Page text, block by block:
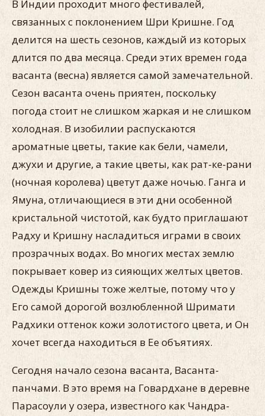
В Индии проходит много фестивалей,
связанных с поклонением Шри Кришне. Год
делится на шесть сезонов, каждый из которых
длится по два месяца. Среди этих времен года
васанта (весна) является самой замечательной.
Сезон васанта очень приятен, поскольку
погода стоит не слишком жаркая и не слишком
холодная. В изобилии распускаются
ароматные цветы, такие как бели, чамели,
джухи и другие, а такие цветы, как рат-ке-рани
(ночная королева) цветут даже ночью. Ганга и
Ямуна, отличающиеся в эти дни особенной
кристальной чистотой, как будто приглашают
Радху и Кришну насладиться играми в своих
прозрачных водах. Во многих местах землю
покрывает ковер из сияющих желтых цветов.
Одежды Кришны тоже желтые, потому что у
Его самой дорогой возлюбленной Шримати
Радхики оттенок кожи золотистого цвета, и Он
хочет всегда находиться в Ее объятиях.
Сегодня начало сезона васанта, Васанта-
панчами. В это время на Говардхане в деревне
Парасоули у озера, известного как Чандра-